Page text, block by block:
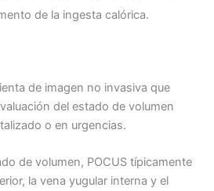
de la ingesta calórica.
de imagen no invasiva que
del estado de volumen
o en urgencias.
de volumen, POCUS típicamente
la vena yugular interna y el